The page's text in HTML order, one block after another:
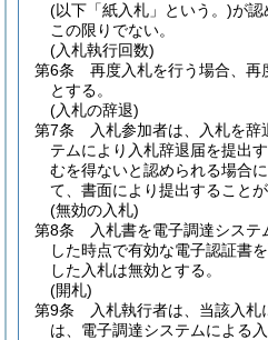
(以下「紙入札」という。)が認
この限りでない。
(入札執行回数)
第6条
再度入札を行う場合、
とする。
(入札の辞退)
第7条
入札参加者は、入札を
テムにより入札辞退届を提出す
むを得ないと認められる場合
て、書面により提出することが
(無効の入札)
第8条
入札書を電子調達シス
した時点で有効な電子認証書
した入札は無効とする。
(開札)
第9条
入札執行者は、当該入
は、電子調達システムによる